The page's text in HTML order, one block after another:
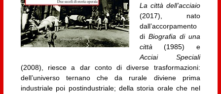
La città dell’acciaio
(2017), nato
dall’accorpamento
di Biografia di una
città (1985) e
Acciai Speciali
(2008), riesce a dar conto di diverse trasformazioni:
dell’universo ternano che da rurale diviene prima
industriale poi postindustriale; della storia orale che nel